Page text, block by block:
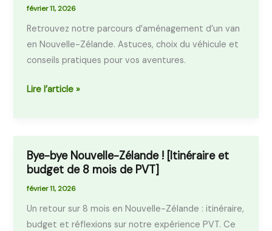
février 11, 2026
Retrouvez notre parcours d’aménagement d’un van
en Nouvelle-Zélande. Astuces, choix du véhicule et
conseils pratiques pour vos aventures.
Lire l’article »
Bye-bye Nouvelle-Zélande ! [Itinéraire et
budget de 8 mois de PVT]
février 11, 2026
Un retour sur 8 mois en Nouvelle-Zélande : itinéraire,
budget et réflexions sur notre expérience PVT. Ce
Bye-
bye
Nouvelle-
Zélande
!